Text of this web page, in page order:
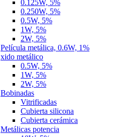
0.125W, 5%
0.250W, 5%
0.5W, 5%
1W, 5%
2W, 5%
Película metálica, 0.6W, 1%
xido metálico
0.5W, 5%
1W, 5%
2W, 5%
Bobinadas
Vitrificadas
Cubierta silicona
Cubierta cerámica
Metálicas potencia